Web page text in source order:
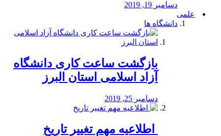
دسامبر 19, 2019
علمی
دانشگاه ها
بازگشت ساعت کاری دانشگاه
آزاد اسلامی استان البرز
دسامبر 25, 2019
️ اطلاعیه مهم تغییر تاریخ